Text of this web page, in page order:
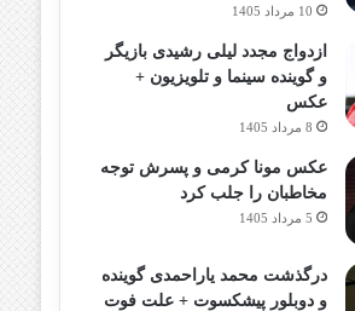
10 مرداد 1405
ازدواج مجدد لیلی رشیدی بازیگر
و گوینده سینما و تلویزیون +
عکس
8 مرداد 1405
عکس مونا کرمی و پسرش توجه
مخاطبان را جلب کرد
5 مرداد 1405
درگذشت محمد یاراحمدی گوینده
و دوبلور پیشکسوت + علت فوت